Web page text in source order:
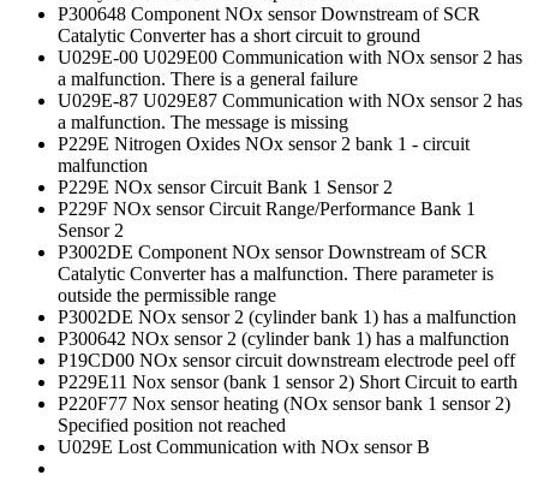
P300648 Component NOx sensor Downstream of SCR
Catalytic Converter has a short circuit to ground
U029E-00 U029E00 Communication with NOx sensor 2 has
a malfunction. There is a general failure
U029E-87 U029E87 Communication with NOx sensor 2 has
a malfunction. The message is missing
P229E Nitrogen Oxides NOx sensor 2 bank 1 - circuit
malfunction
P229E NOx sensor Circuit Bank 1 Sensor 2
P229F NOx sensor Circuit Range/Performance Bank 1
Sensor 2
P3002DE Component NOx sensor Downstream of SCR
Catalytic Converter has a malfunction. There parameter is
outside the permissible range
P3002DE NOx sensor 2 (cylinder bank 1) has a malfunction
P300642 NOx sensor 2 (cylinder bank 1) has a malfunction
P19CD00 NOx sensor circuit downstream electrode peel off
P229E11 Nox sensor (bank 1 sensor 2) Short Circuit to earth
P220F77 Nox sensor heating (NOx sensor bank 1 sensor 2)
Specified position not reached
U029E Lost Communication with NOx sensor B